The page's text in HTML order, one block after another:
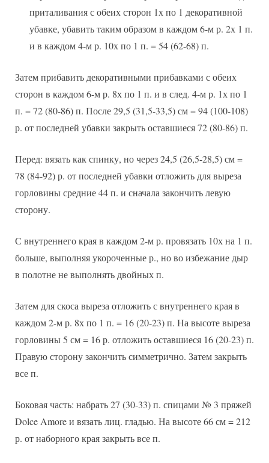
приталивания с обеих сторон 1х по 1 декоративной
убавке, убавить таким образом в каждом 6-м р. 2х 1 п.
и в каждом 4-м р. 10х по 1 п. = 54 (62-68) п.
Затем прибавить декоративными прибавками с обеих
сторон в каждом 6-м р. 8х по 1 п. и в след. 4-м р. 1х по 1
п. = 72 (80-86) п. После 29,5 (31,5-33,5) см = 94 (100-108)
р. от последней убавки закрыть оставшиеся 72 (80-86) п.
Перед: вязать как спинку, но через 24,5 (26,5-28,5) см =
78 (84-92) р. от последней убавки отложить для выреза
горловины средние 44 п. и сначала закончить левую
сторону.
С внутреннего края в каждом 2-м р. провязать 10х на 1 п.
больше, выполняя укороченные р., но во избежание дыр
в полотне не выполнять двойных п.
Затем для скоса выреза отложить с внутреннего края в
каждом 2-м р. 8х по 1 п. = 16 (20-23) п. На высоте выреза
горловины 5 см = 16 р. отложить оставшиеся 16 (20-23) п.
Правую сторону закончить симметрично. Затем закрыть
все п.
Боковая часть: набрать 27 (30-33) п. спицами № 3 пряжей
Dolce Amore и вязать лиц. гладью. На высоте 66 см = 212
р. от наборного края закрыть все п.